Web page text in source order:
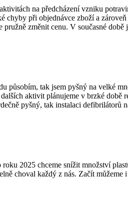
na předcházení vzniku
při objednávce zboží a
změnit cenu. V současné
působím, tak jsem pyšný na velké
aktivit plánujeme v brzké
pyšný, tak instalaci
2025 chceme snížit množství
choval každý z nás. Začít